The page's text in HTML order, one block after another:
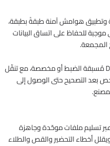
وتطبيق هوامش آمنة طبقةً بطبقة،
للحفاظ على اتساق البيانات
المجمعة.
تشغيل مجموعات قواعد DFM مُسبقة الضبط أو مخصصة، مع تنقّل
بعد التصحيح حتى الوصول إلى
تسليم ملفات موحّدة وجاهزة
أخطاء التحضير والقص والطلاء